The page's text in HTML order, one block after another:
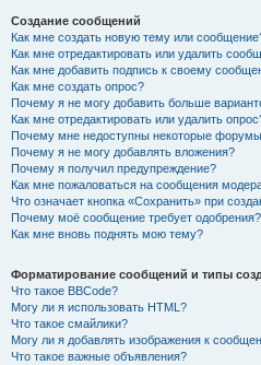
Создание сообщений
Как мне создать новую тему или
Как мне отредактировать или удалить
Как мне добавить подпись к своему
Как мне создать опрос?
Почему я не могу добавить больше
Как мне отредактировать или удалить
Почему мне недоступны некоторые
Почему я не могу добавлять вложения?
Почему я получил предупреждение?
Как мне пожаловаться на сообщения
Что означает кнопка «Сохранить» при
Почему моё сообщение требует одобрения?
Как мне вновь поднять мою тему?
Форматирование сообщений и типы
Что такое BBCode?
Могу ли я использовать HTML?
Что такое смайлики?
Могу ли я добавлять изображения к
Что такое важные объявления?